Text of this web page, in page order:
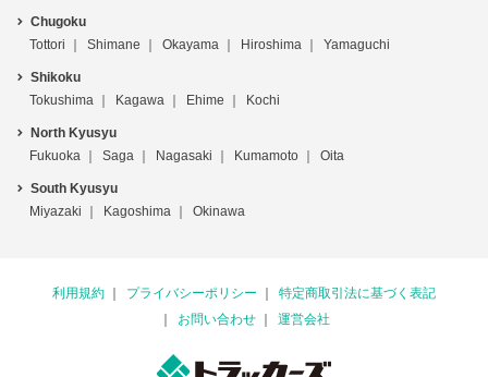
Chugoku
Tottori
Shimane Okayama Hiroshima Yamaguchi
Shikoku
Tokushima
Kagawa Ehime Kochi
North Kyusyu
Fukuoka
Saga Nagasaki Kumamoto Oita
South Kyusyu
Miyazaki
Kagoshima Okinawa
利用規約 プライバシーポリシー
特定商取引法に基づく表記
お問い合わせ
運営会社